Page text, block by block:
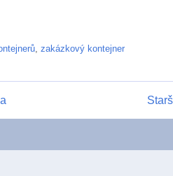
zakázkový kontejner